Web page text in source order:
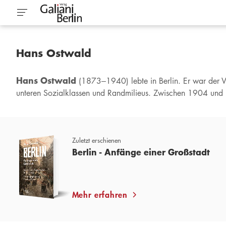
Hans Ostwald
Hans Ostwald (1873–1940) lebte in Berlin. Er war der
unteren Sozialklassen und Randmilieus. Zwischen 1904
Zuletzt erschienen
Berlin - Anfänge einer Großstadt
Mehr erfahren